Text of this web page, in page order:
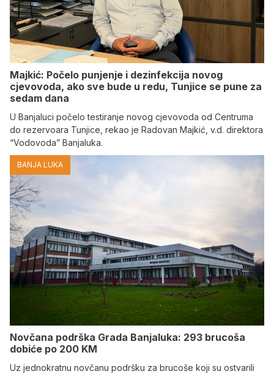
Majkić: Počelo punjenje i dezinfekcija novog
cjevovoda, ako sve bude u redu, Tunjice se pune za
sedam dana
U Banjaluci počelo testiranje novog cjevovoda od Centruma
do rezervoara Tunjice, rekao je Radovan Majkić, v.d. direktora
“Vodovoda” Banjaluka.
BANJA LUKA
Novčana podrška Grada Banjaluka: 293 brucoša
dobiće po 200 KM
Uz jednokratnu novčanu podršku za brucoše koji su ostvarili